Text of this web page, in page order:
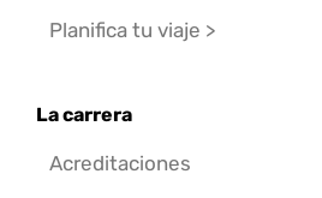
Planifica tu viaje >
La carrera
Acreditaciones